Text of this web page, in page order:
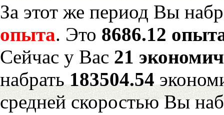
За этот же период Вы
опыта. Это 8686.12
Сейчас у Вас 21
набрать183504.54
средней скоростью Вы